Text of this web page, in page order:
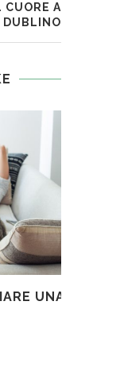
CUORE A
DUBLINO
UNA